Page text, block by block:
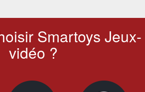
Smartoys Jeux-
vidéo ?